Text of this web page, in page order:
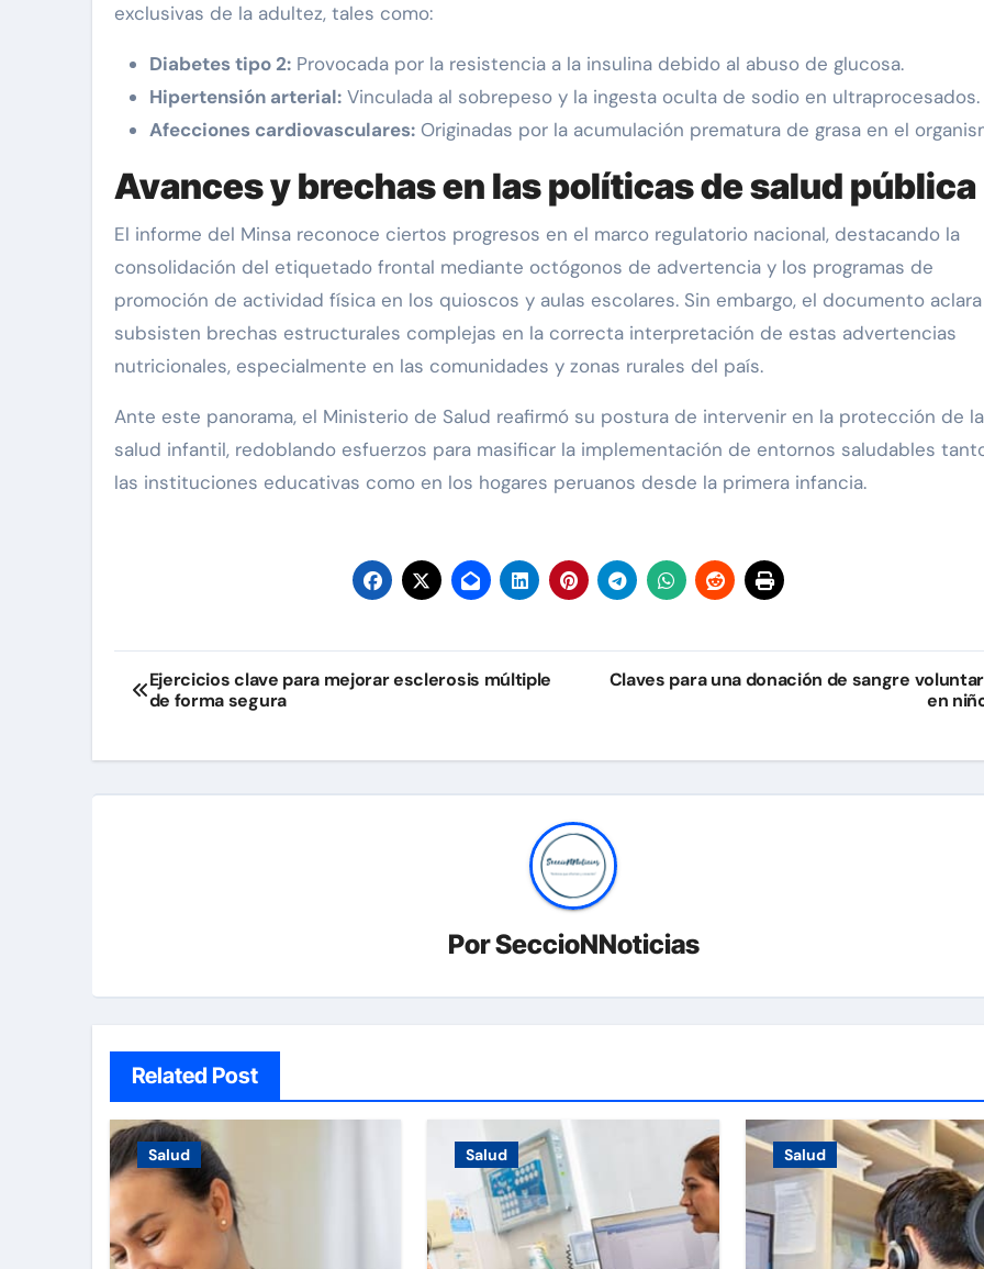
exclusivas de la adultez, tales como:
Diabetes tipo 2: Provocada por la resistencia a la insulina debido al abuso de glucosa.
Hipertensión arterial: Vinculada al sobrepeso y la ingesta oculta de sodio en ultraprocesados.
Afecciones cardiovasculares: Originadas por la acumulación prematura de grasa en el
Avances y brechas en las políticas de salud pública
El informe del Minsa reconoce ciertos progresos en el marco regulatorio nacional, destacando la
consolidación del etiquetado frontal mediante octógonos de advertencia y los programas de
promoción de actividad física en los quioscos y aulas escolares. Sin embargo, el documento
subsisten brechas estructurales complejas en la correcta interpretación de estas advertencias
nutricionales, especialmente en las comunidades y zonas rurales del país.
Ante este panorama, el Ministerio de Salud reafirmó su postura de intervenir en la protección de la
salud infantil, redoblando esfuerzos para masificar la implementación de entornos saludables
las instituciones educativas como en los hogares peruanos desde la primera infancia.
Navegación
de
entradas
Ejercicios clave para mejorar esclerosis múltiple
de forma segura
Claves para una donación de sangre
en
PorSeccioNNoticias
Related Post
Salud Salud Salud